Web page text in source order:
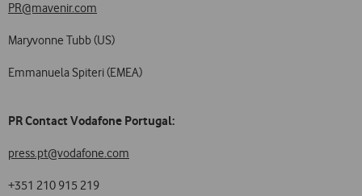
PR@mavenir.com
Maryvonne Tubb (US)
Emmanuela Spiteri (EMEA)
PR Contact Vodafone Portugal:
press.pt@vodafone.com
+351 210 915 219